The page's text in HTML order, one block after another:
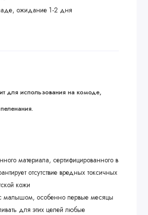
ожидание 1-2 дня
для использования на комоде,
материала, сертифицированного в
отсутствие вредных токсичных
кожи
малышом, особенно первые месяцы
для этих целей любые